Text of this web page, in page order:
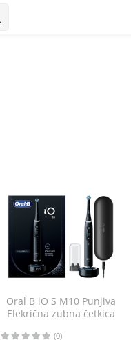
Oral B iO S M10 Punjiva
Elekrična zubna četkica
(0)